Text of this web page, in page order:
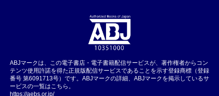
ABJマークは、この電子書店・電子書籍配信サービスが、著作権者からコン
テンツ使用許諾を得た正規版配信サービスであることを示す登録商標（登録
番号 第6091713号）です。ABJマークの詳細、ABJマークを掲示しているサ
ービスの一覧はこちら。
https://aebs.or.jp/